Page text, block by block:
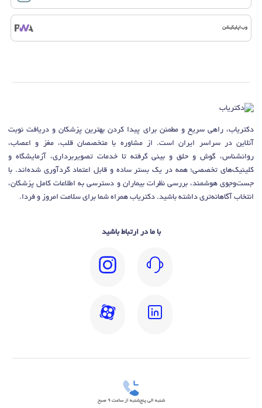
وب‌اپلیکیشن
دکتریاب، راهی سریع و مطمئن برای پیدا کردن بهترین پزشکان و دریافت نوبت
آنلاین در سراسر ایران است. از مشاوره با متخصصان قلب، مغز و اعصاب،
روانشناس، گوش و حلق و بینی گرفته تا خدمات تصویربرداری، آزمایشگاه و
کلینیک‌های تخصصی؛ همه در یک بستر ساده و قابل اعتماد گردآوری شده‌اند. با
جست‌وجوی هوشمند، بررسی نظرات بیماران و دسترسی به اطلاعات کامل پزشکان،
انتخاب آگاهانه‌تری داشته باشید. دکتریاب همراه شما برای سلامت امروز و فردا.
با ما در ارتباط باشید
شنبه الی پنج‌شنبه از ساعت 9 صبح